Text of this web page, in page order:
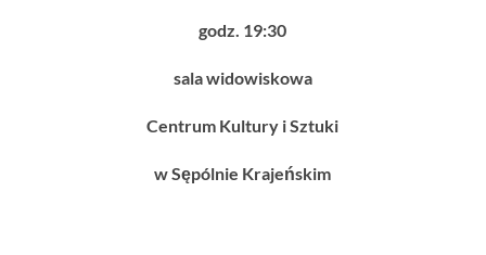
godz. 19:30
sala widowiskowa
Centrum Kultury i Sztuki
w Sępólnie Krajeńskim